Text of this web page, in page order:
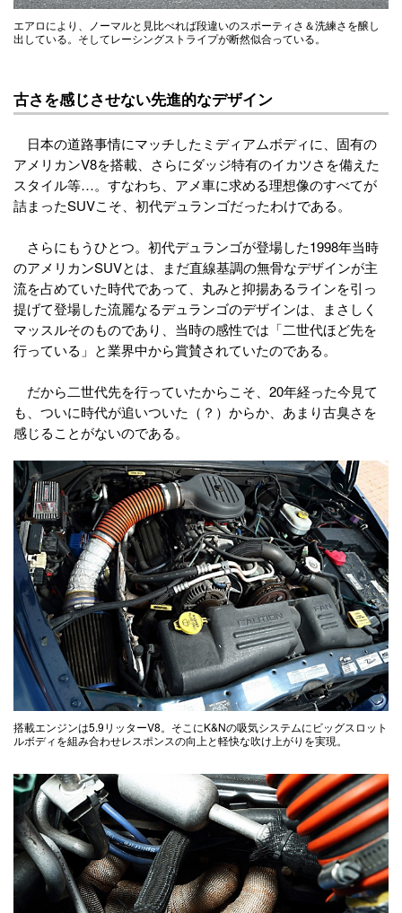
エアロにより、ノーマルと見比べれば段違いのスポーティさ＆洗練さを醸し
出している。そしてレーシングストライプが断然似合っている。
古さを感じさせない先進的なデザイン
日本の道路事情にマッチしたミディアムボディに、固有の
アメリカンV8を搭載、さらにダッジ特有のイカツさを備えた
スタイル等…。すなわち、アメ車に求める理想像のすべてが
詰まったSUVこそ、初代デュランゴだったわけである。
さらにもうひとつ。初代デュランゴが登場した1998年当時
のアメリカンSUVとは、まだ直線基調の無骨なデザインが主
流を占めていた時代であって、丸みと抑揚あるラインを引っ
提げて登場した流麗なるデュランゴのデザインは、まさしく
マッスルそのものであり、当時の感性では「二世代ほど先を
行っている」と業界中から賞賛されていたのである。
だから二世代先を行っていたからこそ、20年経った今見て
も、ついに時代が追いついた（？）からか、あまり古臭さを
感じることがないのである。
搭載エンジンは5.9リッターV8。そこにK&Nの吸気システムにビッグスロット
ルボディを組み合わせレスポンスの向上と軽快な吹け上がりを実現。